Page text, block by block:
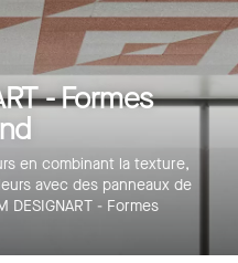
- Formes
en combinant la texture,
avec des panneaux de
DESIGNART - Formes